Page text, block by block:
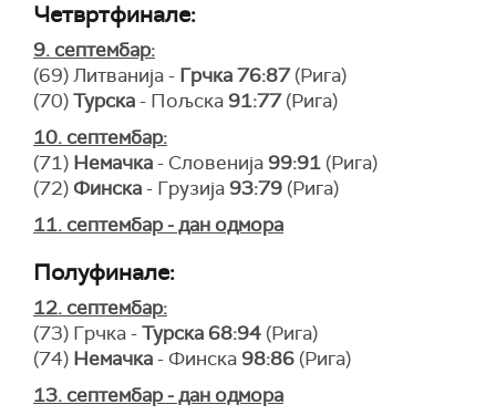
Четвртфинале:
9. септембар:
(69) Литванија - Грчка 76:87(Рига)
(70)Турска- Пољска 91:77(Рига)
10. септембар:
(71) Немачка- Словенија 99:91 (Рига)
(72) Финска- Грузија 93:79 (Рига)
11. септембар - дан одмора
Полуфинале:
12. септембар:
(73) Грчка -Турска68:94 (Рига)
(74) Немачка- Финска 98:86 (Рига)
13. септембар - дан одмора